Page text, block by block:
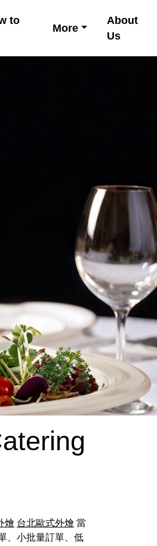
to
More
About
Us
燴 台北歐式外燴 當
、小批量訂單、低